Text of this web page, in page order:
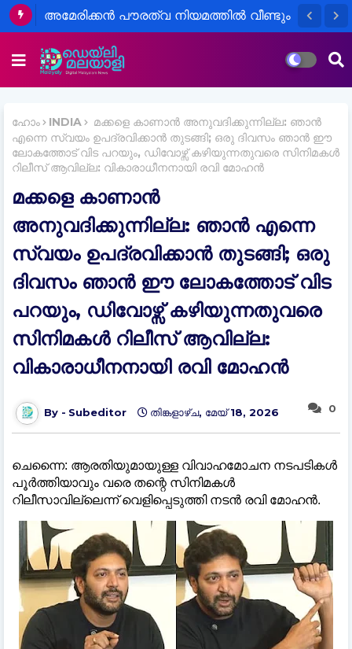
അമേരിക്കൻ പൗരത്വ നിയമത്തിൽ വീണ്ടും
ഹോം INDIA
മക്കളെ കാണാൻ അനുവദിക്കുന്നില്ല: ഞാൻ
എന്നെ സ്വയം ഉപദ്രവിക്കാൻ തുടങ്ങി; ഒരു ദിവസം ഞാൻ ഈ
ലോകത്തോട് വിട പറയും, ഡിവോഴ്സ് കഴിയുന്നതുവരെ സിനിമകള്‍
റിലീസ് ആവില്ല: വികാരാധീനനായി രവി മോഹൻ
മക്കളെ കാണാൻ
അനുവദിക്കുന്നില്ല: ഞാൻ എന്നെ
സ്വയം ഉപദ്രവിക്കാൻ തുടങ്ങി; ഒരു
ദിവസം ഞാൻ ഈ ലോകത്തോട് വിട
പറയും, ഡിവോഴ്സ് കഴിയുന്നതുവരെ
സിനിമകള്‍ റിലീസ് ആവില്ല:
വികാരാധീനനായി രവി മോഹൻ
0
Subeditor തിങ്കളാഴ്‌ച, മേയ് 18, 2026
ചെന്നൈ: ആരതിയുമായുള്ള വിവാഹമോചന നടപടികള്‍
പൂർത്തിയാവും വരെ തന്റെ സിനിമകള്‍
റിലീസാവില്ലെന്ന് വെളിപ്പെടുത്തി നടൻ രവി മോഹൻ.